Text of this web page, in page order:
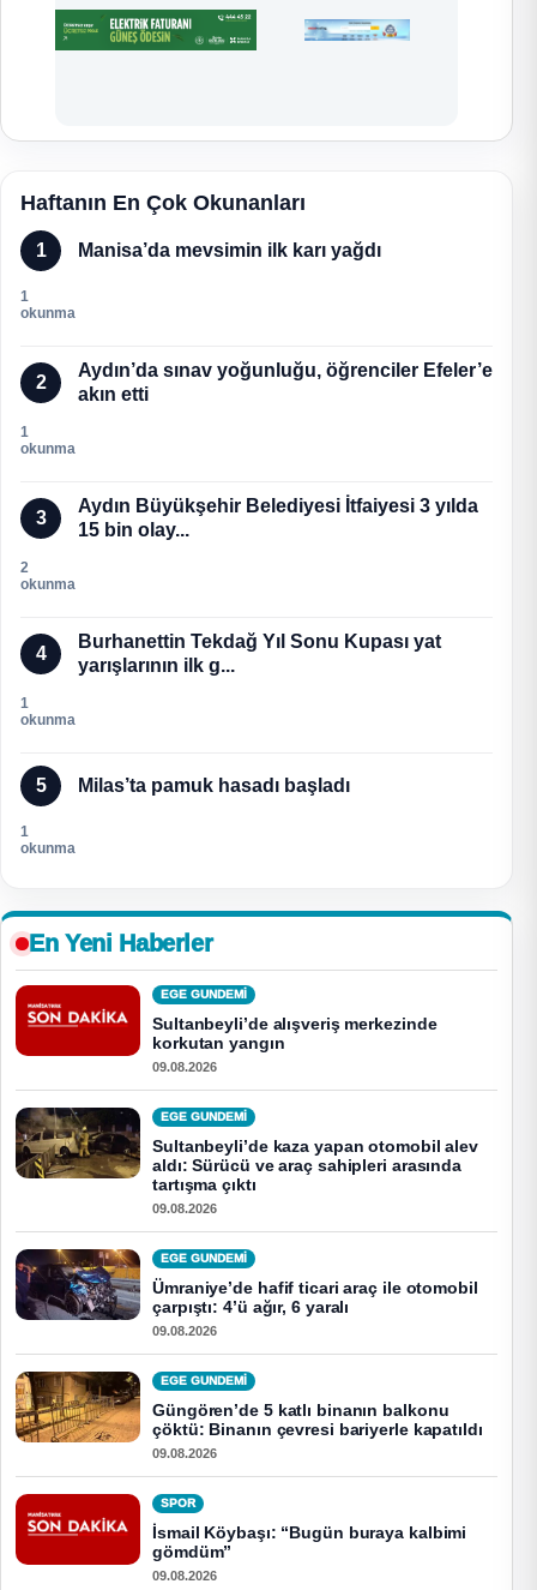
Haftanın En Çok Okunanları
1 Manisa’da mevsimin ilk karı yağdı
1
okunma
2
Aydın’da sınav yoğunluğu, öğrenciler Efeler’e
akın etti
1
okunma
3
Aydın Büyükşehir Belediyesi İtfaiyesi 3 yılda
15 bin olay...
2
okunma
4
Burhanettin Tekdağ Yıl Sonu Kupası yat
yarışlarının ilk g...
1
okunma
5 Milas’ta pamuk hasadı başladı
1
okunma
En Yeni Haberler
EGE GUNDEMİ
Sultanbeyli’de alışveriş merkezinde
korkutan yangın
09.08.2026
EGE GUNDEMİ
Sultanbeyli’de kaza yapan otomobil alev
aldı: Sürücü ve araç sahipleri arasında
tartışma çıktı
09.08.2026
EGE GUNDEMİ
Ümraniye’de hafif ticari araç ile otomobil
çarpıştı: 4’ü ağır, 6 yaralı
09.08.2026
EGE GUNDEMİ
Güngören’de 5 katlı binanın balkonu
çöktü: Binanın çevresi bariyerle kapatıldı
09.08.2026
SPOR
İsmail Köybaşı: “Bugün buraya kalbimi
gömdüm”
09.08.2026